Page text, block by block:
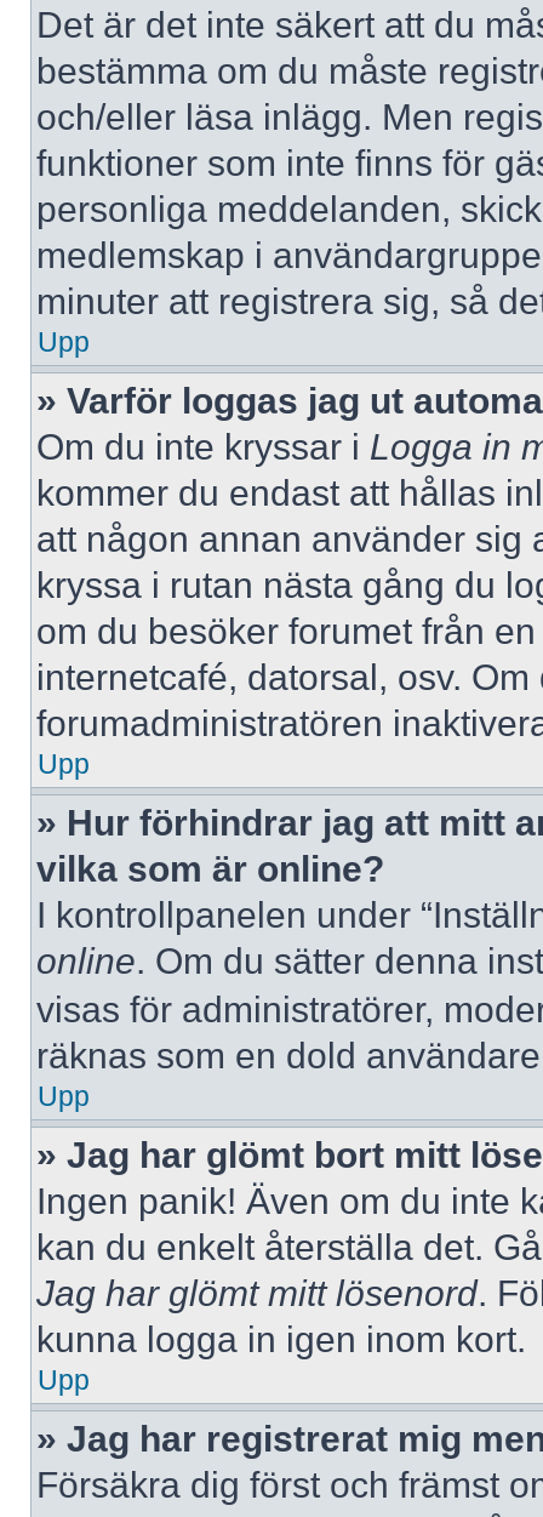
Det är det inte säkert att du
bestämma om du måste
och/eller läsa inlägg. Men
funktioner som inte finns för
personliga meddelanden,
medlemskap i
minuter att registrera sig, så
Upp
» Varför loggas jag ut
Om du inte kryssar i Logga in
kommer du endast att hållas
att någon annan använder sig
kryssa i rutan nästa gång du
om du besöker forumet från
internetcafé, datorsal, osv.
forumadministratören
Upp
» Hur förhindrar jag att mitt
vilka som är online?
I kontrollpanelen under
online. Om du sätter denna
visas för administratörer,
räknas som en dold
Upp
» Jag har glömt bort mitt
Ingen panik! Även om du inte
kan du enkelt återställa det.
Jag har glömt mitt lösenord.
kunna logga in igen inom kort.
Upp
» Jag har registrerat mig
Försäkra dig först och främst